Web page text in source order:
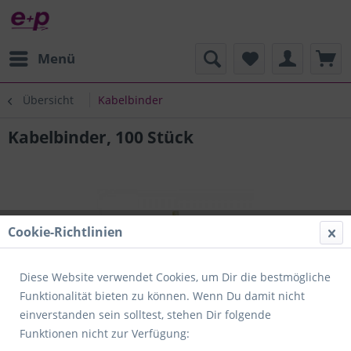
Menü
Übersicht Kabelbinder
Kabelbinder, 100 Stück
Cookie-Richtlinien
Diese Website verwendet Cookies, um Dir die bestmögliche
Funktionalität bieten zu können. Wenn Du damit nicht
einverstanden sein solltest, stehen Dir folgende
Funktionen nicht zur Verfügung: